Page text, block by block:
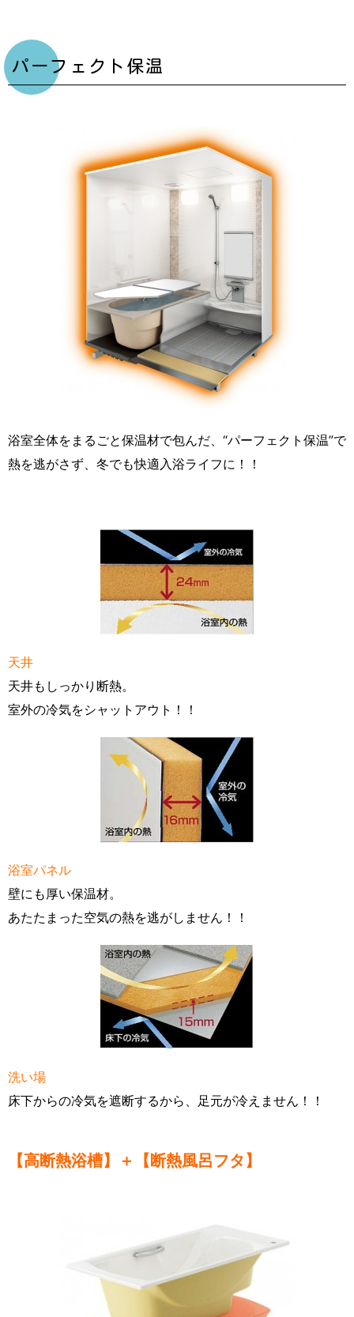
パーフェクト保温
浴室全体をまるごと保温材で包んだ、“パーフェクト保温”で
熱を逃がさず、冬でも快適入浴ライフに！！
天井
天井もしっかり断熱。
室外の冷気をシャットアウト！！
浴室パネル
壁にも厚い保温材。
あたたまった空気の熱を逃がしません！！
洗い場
床下からの冷気を遮断するから、足元が冷えません！！
【高断熱浴槽】＋【断熱風呂フタ】